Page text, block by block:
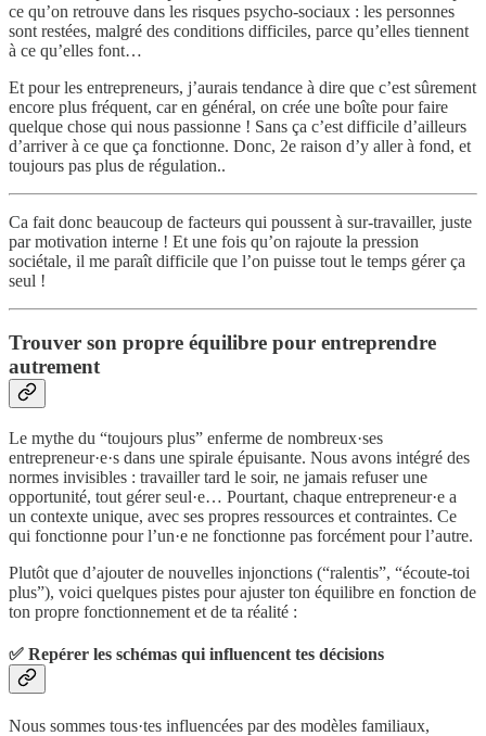
ce qu’on retrouve dans les risques psycho-sociaux : les personnes
sont restées, malgré des conditions difficiles, parce qu’elles tiennent
à ce qu’elles font…
Et pour les entrepreneurs, j’aurais tendance à dire que c’est sûrement
encore plus fréquent, car en général, on crée une boîte pour faire
quelque chose qui nous passionne ! Sans ça c’est difficile d’ailleurs
d’arriver à ce que ça fonctionne. Donc, 2e raison d’y aller à fond, et
toujours pas plus de régulation..
Ca fait donc beaucoup de facteurs qui poussent à sur-travailler, juste
par motivation interne ! Et une fois qu’on rajoute la pression
sociétale, il me paraît difficile que l’on puisse tout le temps gérer ça
seul !
Trouver son propre équilibre pour entreprendre
autrement
Le mythe du “toujours plus” enferme de nombreux·ses
entrepreneur·e·s dans une spirale épuisante. Nous avons intégré des
normes invisibles : travailler tard le soir, ne jamais refuser une
opportunité, tout gérer seul·e… Pourtant, chaque entrepreneur·e a
un contexte unique, avec ses propres ressources et contraintes. Ce
qui fonctionne pour l’un·e ne fonctionne pas forcément pour l’autre.
Plutôt que d’ajouter de nouvelles injonctions (“ralentis”, “écoute-toi
plus”), voici quelques pistes pour ajuster ton équilibre en fonction de
ton propre fonctionnement et de ta réalité :
✅ Repérer les schémas qui influencent tes décisions
Nous sommes tous·tes influencées par des modèles familiaux,